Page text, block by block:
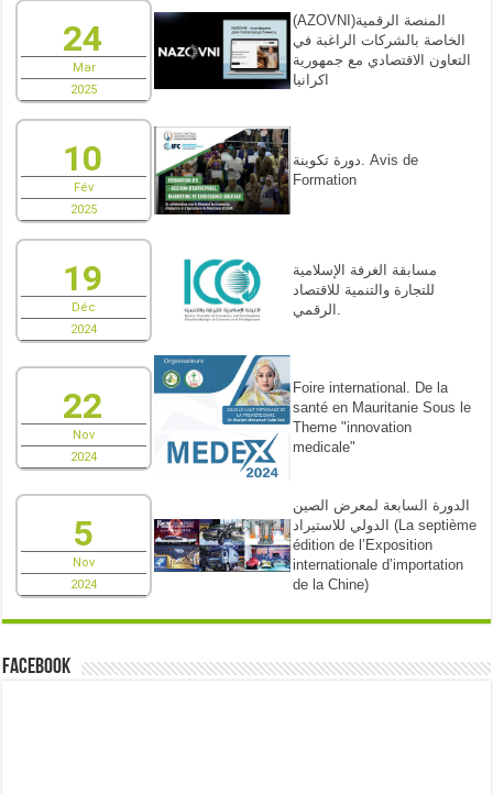
24
Mar
2025
(AZOVNI)المنصة الرقمية
الخاصة بالشركات الراغبة في
التعاون الاقتصادي مع جمهورية
اكرانيا
10
Fév
2025
دورة تكوينة. Avis de
Formation
19
Déc
2024
مسابقة الغرفة الإسلامية
للتجارة والتنمية للاقتصاد
الرقمي.
22
Nov
2024
Foire international. De la
santé en Mauritanie Sous le
Theme "innovation
medicale"
5
Nov
2024
الدورة السابعة لمعرض الصين
الدولي للاستيراد (La septième
édition de l’Exposition
internationale d’importation
de la Chine)
Facebook